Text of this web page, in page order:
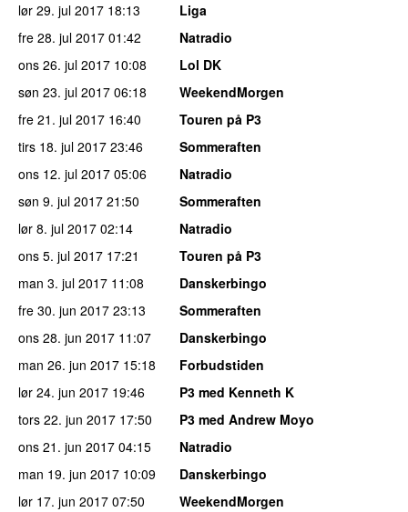
lør 29. jul 2017 18:13
Liga
fre 28. jul 2017 01:42
Natradio
ons 26. jul 2017 10:08
Lol DK
søn 23. jul 2017 06:18
WeekendMorgen
fre 21. jul 2017 16:40
Touren på P3
tirs 18. jul 2017 23:46
Sommeraften
ons 12. jul 2017 05:06
Natradio
søn 9. jul 2017 21:50
Sommeraften
lør 8. jul 2017 02:14
Natradio
ons 5. jul 2017 17:21
Touren på P3
man 3. jul 2017 11:08
Danskerbingo
fre 30. jun 2017 23:13
Sommeraften
ons 28. jun 2017 11:07
Danskerbingo
man 26. jun 2017 15:18
Forbudstiden
lør 24. jun 2017 19:46
P3 med Kenneth K
tors 22. jun 2017 17:50
P3 med Andrew Moyo
ons 21. jun 2017 04:15
Natradio
man 19. jun 2017 10:09
Danskerbingo
lør 17. jun 2017 07:50
WeekendMorgen